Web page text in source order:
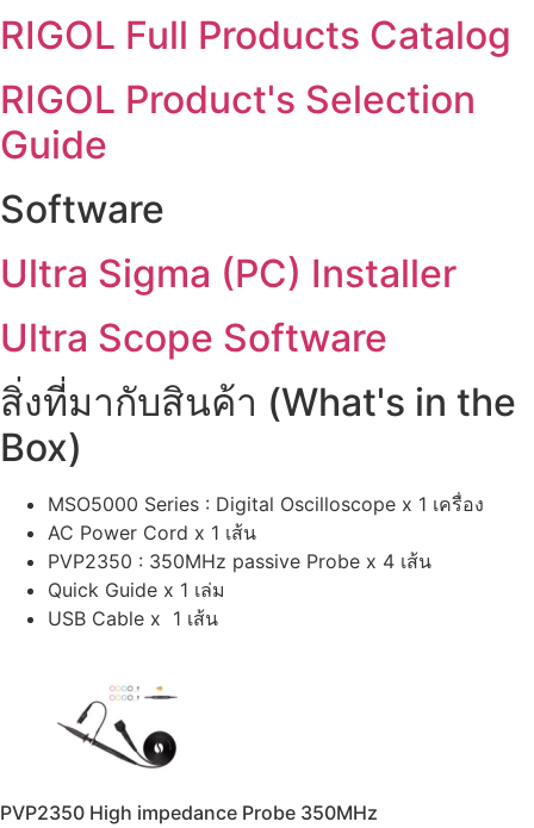
RIGOL Full Products Catalog
RIGOL Product's Selection
Guide
Software
Ultra Sigma (PC) Installer
Ultra Scope Software
สิ่งที่มากับสินค้า (What's in the
Box)
MSO5000 Series : Digital Oscilloscope x 1 เครื่อง
AC Power Cord x 1 เส้น
PVP2350 : 350MHz passive Probe x 4 เส้น
Quick Guide x 1 เล่ม
USB Cable x 1 เส้น
PVP2350 High impedance Probe 350MHz